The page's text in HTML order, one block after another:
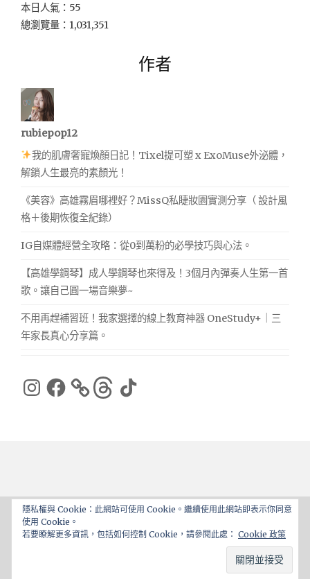
本日人氣：55
總瀏覽量：1,031,351
作者
rubiepop12
我的肌膚奢寵煥顏日記！Tixel提可塑 x ExoMuse外泌體，
解鎖人生最亮的素顏光！
《美容》高雄霧眉哪裡好？MissQ私睫妝園實測分享（ 設計風
格＋後期恢復全紀錄）
IG自媒體經營全攻略：從0到萬粉的必學技巧與心法。
【高雄學鋼琴】成人學鋼琴也來得及！3個月內彈奏人生第一首
歌。讓自己圓一場音樂夢~
不用再趕補習班！我家選擇的線上教育神器 OneStudy+｜三
年家長真心分享篇。
Instagram
Facebook ThreadsTikTok
Proudly powered by WordPress |Theme: ajaira by
隱私權與 Cookie：此網站可使用 Cookie。繼續使用此網站即表示你同意
使用 Cookie。
若要瞭解更多資訊，包括如何控制 Cookie，請參閱此處： Cookie 政策